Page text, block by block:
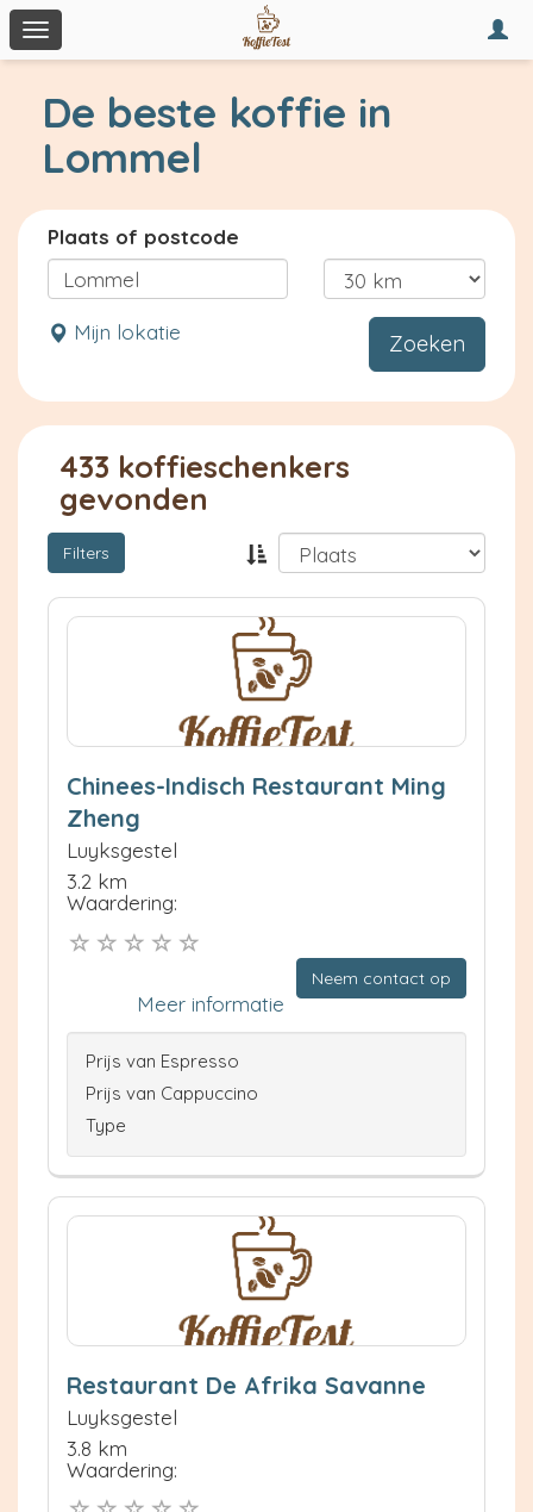
Toggle
navigation
De beste koffie in
Lommel
Plaats of postcode
Mijn lokatie Zoeken
433 koffieschenkers
gevonden
Filters
Chinees-Indisch Restaurant Ming
Zheng
Luyksgestel
3.2 km
Waardering:
Neem contact op
Meer informatie
Prijs van Espresso
Prijs van Cappuccino
Type
Restaurant De Afrika Savanne
Luyksgestel
3.8 km
Waardering: